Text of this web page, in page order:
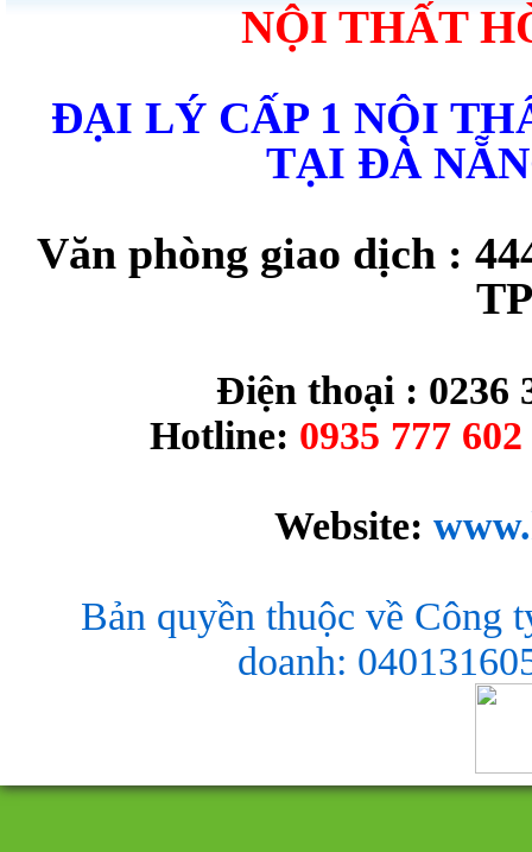
NỘI THẤT
ĐẠI LÝ CẤP 1 NỘI
TẠI ĐÀ
Văn phòng giao dịch :
Điện thoại : 0236
Hotline: 0935 777
Website:
Bản quyền thuộc về Công
doanh: